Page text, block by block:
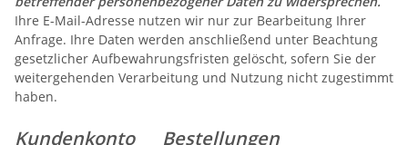
Ihre E-Mail-Adresse nutzen wir nur zur Bearbeitung Ihrer
Anfrage. Ihre Daten werden anschließend unter Beachtung
gesetzlicher Aufbewahrungsfristen gelöscht, sofern Sie der
weitergehenden Verarbeitung und Nutzung nicht zugestimmt
haben.
Kundenkonto Bestellungen